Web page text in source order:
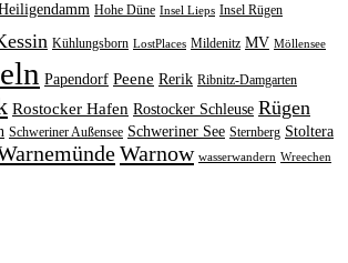
Hohe Düne Insel Lieps Insel Rügen
Kühlungsborn LostPlaces Mildenitz MV Möllensee
Papendorf Peene Rerik Ribnitz-Damgarten
Rostocker Hafen Rostocker Schleuse Rügen
Schweriner Außensee Schweriner See Sternberg Stoltera
Warnow wasserwandern Wreechen